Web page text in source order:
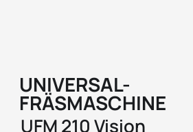
UNIVERSAL-
FRÄSMASCHINE
UFM 210 Vision